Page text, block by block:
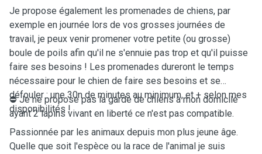
Je propose également les promenades de chiens, par
exemple en journée lors de vos grosses journées de
travail, je peux venir promener votre petite (ou grosse)
boule de poils afin qu'il ne s'ennuie pas trop et qu'il puisse
faire ses besoins ! Les promenades dureront le temps
nécessaire pour le chien de faire ses besoins et se
défouler : une 30n de minutes au minimum, et + selon mes
disponibilités !
⛔️ Je ne propose pas la garde de chiens à mon domicile
ayant 2 lapins vivant en liberté ce n'est pas compatible.
Passionnée par les animaux depuis mon plus jeune âge.
Quelle que soit l'espèce ou la race de l'animal je suis